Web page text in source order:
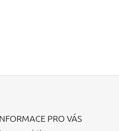
PRO VÁS